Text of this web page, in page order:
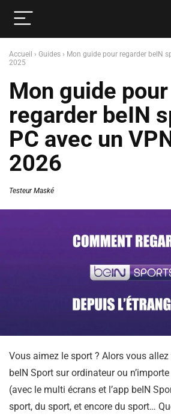
Accueil › Guides › Mon guide pour regarder beIN
2025
Mon guide pour
regarder beIN
PC avec un
2026
Testeur Maské
Vous aimez le sport ? Alors vous
beIN Sport sur ordinateur ou
(avec le multi écrans et l’app beIN
sport, du sport, et encore du sport…